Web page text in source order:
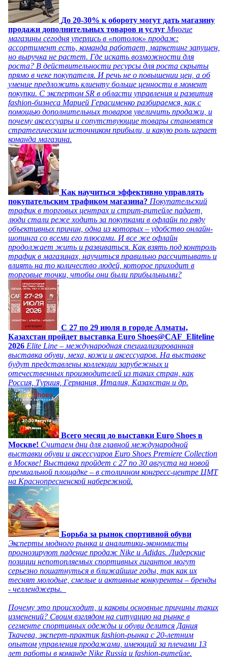
До 20-30% к обороту могут дать магазину
продажи дополнительных товаров и услуг Многие
магазины сегодня уперлись в «потолок» продаж:
ассортимент есть, команда работает, маркетинг запущен,
но выручка не растет. Где искать возможности для
роста? В действительности ресурсы для роста скрыты
прямо в чеке покупателя. И речь не о повышении цен, а об
умение предложить клиенту больше ценности в момент
покупки. С экспертом SR в области управления и развития
fashion-бизнеса Марией Герасименко разбираемся, как с
помощью дополнительных товаров увеличить продажи, и
почему аксессуары и сопутствующие товары становятся
стратегическим источником прибыли, и какую роль играет
команда магазина.
Как научиться эффективно управлять
покупательским трафиком магазина? Покупательский
трафик в торговых центрах и стрит-ритейле падает,
люди стали реже ходить за покупками в офлайн по ряду
объективных причин, одна из которых – удобство онлайн-
шопинга со всеми его плюсами. И все же офлайн
продолжает жить и развиваться. Как взять под контроль
трафик в магазинах, научиться правильно рассчитывать и
влиять на то количество людей, которое приходит в
торговые точки, чтобы они были прибыльными?
C 27 по 29 июля в городе Алматы,
Казахстан пройдет выставка Euro Shoes@CAF_Eliteline
2026 Elite Line – международная специализированная
выставка обуви, меха, кожи и аксессуаров. На выставке
будут представлены коллекции зарубежных и
отечественных производителей из таких стран, как
Россия, Турция, Германия, Италия, Казахстан и др.
Всего месяц до выставки Euro Shoes в
Москве! Считаем дни для главной международной
выставки обуви и аксессуаров Euro Shoes Premiere Collection
в Москве! Выставка пройдет с 27 по 30 августа на новой
премиальной площадке – в столичном конгресс-центре ЦМТ
на Краснопресненской набережной.
Борьба за рынок спортивной обуви
Эксперты модного рынка и аналитики-экономисты
прогнозируют падение продаж Nike и Adidas. Лидерские
позиции непотопляемых спортивных гигантов могут
серьезно пошатнуться в ближайшие годы, так как их
теснят молодые, смелые и активные конкуренты – бренды
- челленджеры.
Почему это происходит, и каковы основные причины таких
изменений? Своим взглядом на ситуацию на рынке в
сегменте спортивных одежды и обуви делится Дания
Ткачева, эксперт-практик fashion-рынка с 20-летним
опытом управления продажами, имеющий за плечами 13
лет работы в команде Nike Russia и fashion-ритейле.